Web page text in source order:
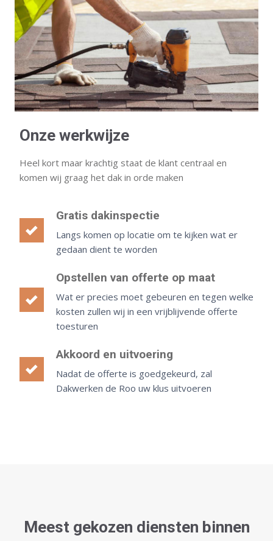
Onze werkwijze
Heel kort maar krachtig staat de klant centraal en
komen wij graag het dak in orde maken
Gratis dakinspectie
Langs komen op locatie om te kijken wat er
gedaan dient te worden
Opstellen van offerte op maat
Wat er precies moet gebeuren en tegen welke
kosten zullen wij in een vrijblijvende offerte
toesturen
Akkoord en uitvoering
Nadat de offerte is goedgekeurd, zal
Dakwerken de Roo uw klus uitvoeren
Meest gekozen diensten binnen